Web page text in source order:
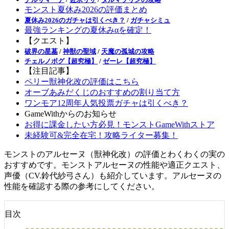
モンスト夏休み2026の評価まとめ
夏休み2026のガチャは引くべき？ / ガチャシミュ
最強ランキングの夏休みαを確定！
【クエスト】
破界の星墓 / 神獣の聖域 / 天魔の孤城の攻略
チェルノボグ【超究極】
/ ゼーレ【超究極】
【注目記事】
ペリー獣神化改の評価はこちら
オーブあみだくじのおすすめの割り当て方
ワンモア12周年人気投票ガチャは引くべき？
GameWithからのお知らせ
お得に課金したい方必見！モンストGameWithストア
未経験可&完全在宅！攻略ライター募集！
モンストのアルセーヌ（獣神化改）の評価とわくわくの実の
おすすめです。モンストアルセーヌの性能や適正クエスト、
声優（CV.鈴代紗弓さん）も紹介しています。アルセーヌの
性能を確認する際の参考にしてください。
目次